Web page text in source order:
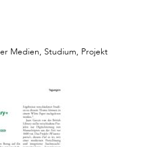
Medien, Studium, Projekt